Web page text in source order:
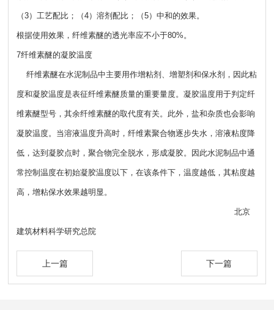
（3）工艺配比；（4）溶剂配比；（5）中和的效果。
根据使用效果，纤维素醚的透光率应不小于80%。
7纤维素醚的凝胶温度
纤维素醚在水泥制品中主要用作增粘剂、增塑剂和保水剂，因此粘
度和凝胶温度是表征纤维素醚质量的重要量度。凝胶温度用于判定纤
维素醚型号，其余纤维素醚的取代度有关。此外，盐和杂质也会影响
凝胶温度。当溶液温度升高时，纤维素聚合物逐步失水，溶液粘度降
低，达到凝胶点时，聚合物完全脱水，形成凝胶。因此水泥制品中通
常控制温度在初始凝胶温度以下，在该条件下，温度越低，其粘度越
高，增粘保水效果越明显。
北京
建筑材料科学研究总院
上一篇 下一篇